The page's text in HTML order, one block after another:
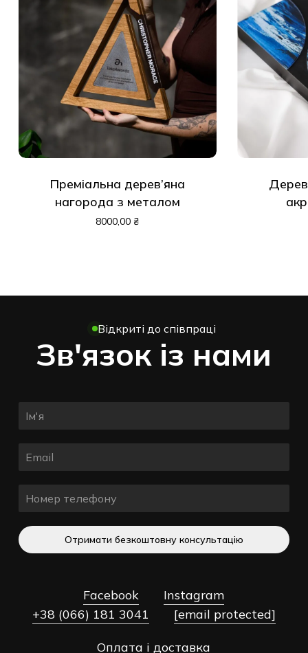
Преміальна дерев’яна
нагорода з металом
8000,00 ₴
Відкриті до співпраці
Зв'язок із нами
Отримати безкоштовну консультацію
Facebook
Instagram
+38 (066) 181 3041
[email protected]
Оплата і доставка